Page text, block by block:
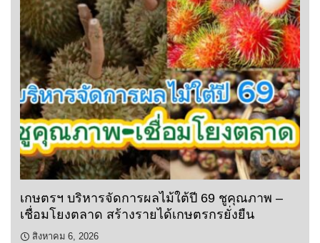
เกษตรฯ บริหารจัดการผลไม้ใต้ปี 69 ชูคุณภาพ –
เชื่อมโยงตลาด สร้างรายได้เกษตรกรยั่งยืน
สิงหาคม 6, 2026